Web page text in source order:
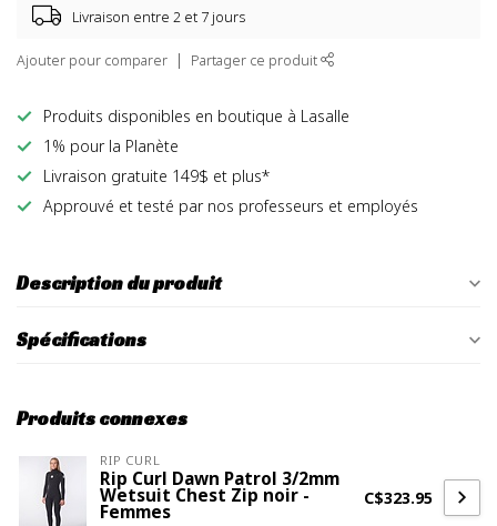
Livraison entre 2 et 7 jours
Ajouter pour comparer Partager ce produit
Produits disponibles en boutique à Lasalle
1% pour la Planète
Livraison gratuite 149$ et plus*
Approuvé et testé par nos professeurs et employés
Description du produit
Spécifications
Produits connexes
RIP CURL
Rip Curl Dawn Patrol 3/2mm
Wetsuit Chest Zip noir -
Femmes
C$323.95